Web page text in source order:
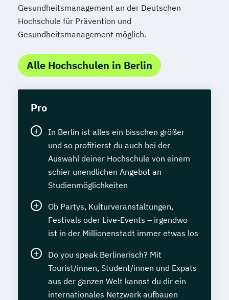
Gesundheitsmanagement an der Deutschen
Hochschule für Prävention und
Gesundheitsmanagement möglich.
Alle Hochschulen in Berlin
Pro
In Berlin ist alles ein bisschen größer
und so profitierst du auch bei der
Auswahl deiner Hochschule von einem
schier unendlichen Angebot an
Studienmöglichkeiten
Ob Partys, Kulturveranstaltungen,
Festivals oder Live-Events – irgendwo
ist in der Millionenstadt immer etwas los
Do you speak Berlinerisch? Mit
Tourist/innen, Student/innen und Expats
aus der ganzen Welt kannst du dir ein
internationales Netzwerk aufbauen